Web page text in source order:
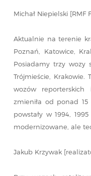
Michał Niepielski [RMF
Aktualnie na terenie
Poznań, Katowice,
Posiadamy trzy wozy
Trójmieście, Krakowie.
wozów
zmieniła od ponad
powstały w 1994,
modernizowane, ale
Jakub Krzywak